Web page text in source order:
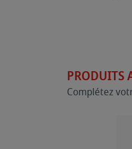
PRODUITS
Complétez